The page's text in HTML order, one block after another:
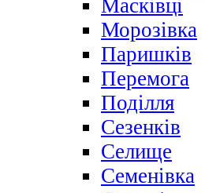
Масківці
Морозівка
Паришків
Перемога
Поділля
Сезенків
Селище
Семенівка